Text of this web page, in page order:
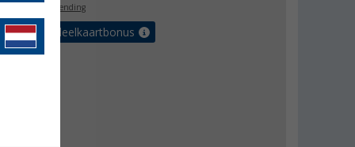
gratis verzending
de voordeelkaartbonus